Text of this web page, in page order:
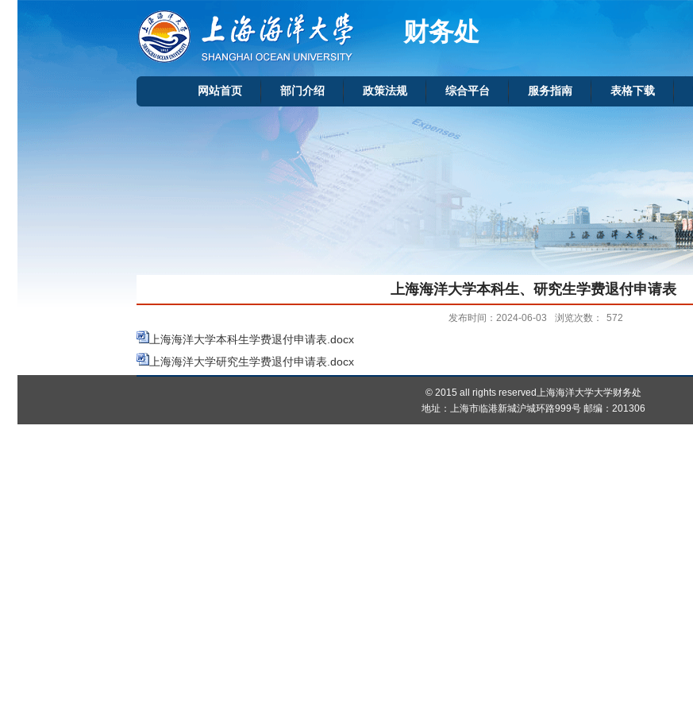
财务处
网站首页 部门介绍 政策法规 综合平台 服务指南 表格下载
上海海洋大学本科生、研究生学费退付申请表
发布时间：2024-06-03 浏览次数： 572
上海海洋大学本科生学费退付申请表.docx
上海海洋大学研究生学费退付申请表.docx
© 2015 all rights reserved上海海洋大学大学财务处
地址：上海市临港新城沪城环路999号 邮编：201306